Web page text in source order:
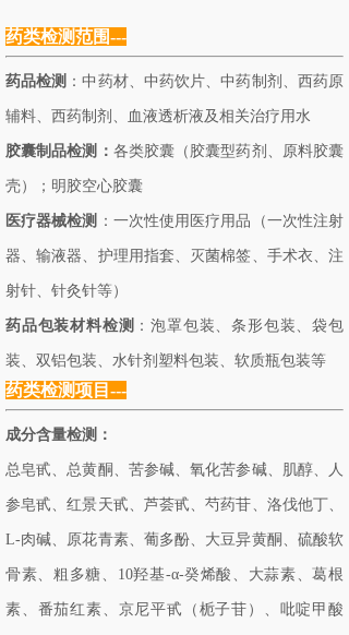
药类检测范围---
药品检测 ：中药材、中药饮片、中药制剂、西药原
辅料、西药制剂、 血液透析液及相关治疗用水
胶囊制品检测： 各类胶囊（胶囊型药剂、原料胶囊
壳）；明胶空心胶囊
医疗器械检测 ：一次性使用医疗用品（一次性注射
器、输液器、护理用指套、灭菌棉签、手术衣、注
射针、针灸针等）
药品包装材料检测 ：泡罩包装、条形包装、袋包
装、双铝包装、水针剂塑料包装、软质瓶包装等
药类检测项目---
成分含量检测：
总皂甙、总黄酮、苦参碱、氧化苦参碱、肌醇、人
参皂甙、红景天甙、芦荟甙、芍药苷、洛伐他丁、
L-肉碱、原花青素、葡多酚、大豆异黄酮、硫酸软
骨素、粗多糖、10羟基-α-癸烯酸、大蒜素、葛根
素、番茄红素、京尼平甙（栀子苷）、吡啶甲酸